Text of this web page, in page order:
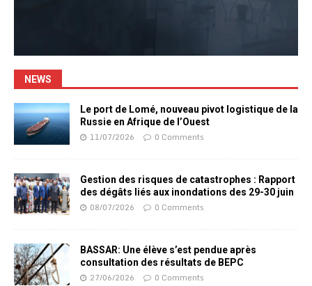
NEWS
Le port de Lomé, nouveau pivot logistique de la
Russie en Afrique de l’Ouest
11/07/2026 0 Comments
Gestion des risques de catastrophes : Rapport
des dégâts liés aux inondations des 29-30 juin
08/07/2026 0 Comments
BASSAR: Une élève s’est pendue après
consultation des résultats de BEPC
27/06/2026 0 Comments